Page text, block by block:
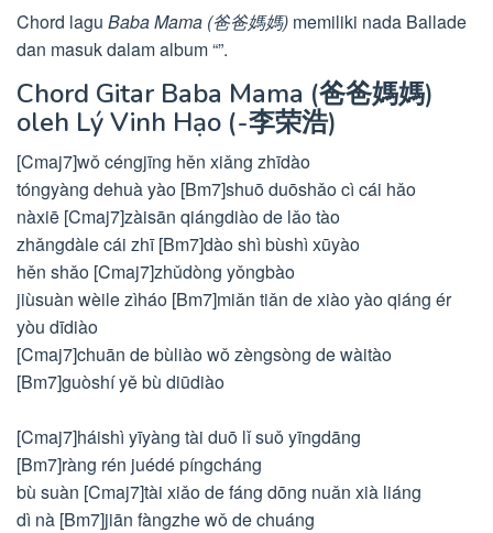
Chord lagu Baba Mama (爸爸媽媽) memiliki nada Ballade
dan masuk dalam album “”.
Chord Gitar Baba Mama (爸爸媽媽)
oleh Lý Vinh Hạo (-李荣浩)
[Cmaj7]wǒ céngjīng hěn xiǎng zhīdào
tóngyàng dehuà yào [Bm7]shuō duōshǎo cì cái hǎo
nàxiē [Cmaj7]zàisān qiángdiào de lǎo tào
zhǎngdàle cái zhī [Bm7]dào shì bùshì xūyào
hěn shǎo [Cmaj7]zhǔdòng yǒngbào
jiùsuàn wèile zìháo [Bm7]miǎn tiǎn de xiào yào qiáng ér
yòu dīdiào
[Cmaj7]chuān de bùliào wǒ zèngsòng de wàitào
[Bm7]guòshí yě bù diūdiào
[Cmaj7]háishì yīyàng tài duō lǐ suǒ yīngdāng
[Bm7]ràng rén juédé píngcháng
bù suàn [Cmaj7]tài xiǎo de fáng dōng nuǎn xià liáng
dì nà [Bm7]jiān fàngzhe wǒ de chuáng